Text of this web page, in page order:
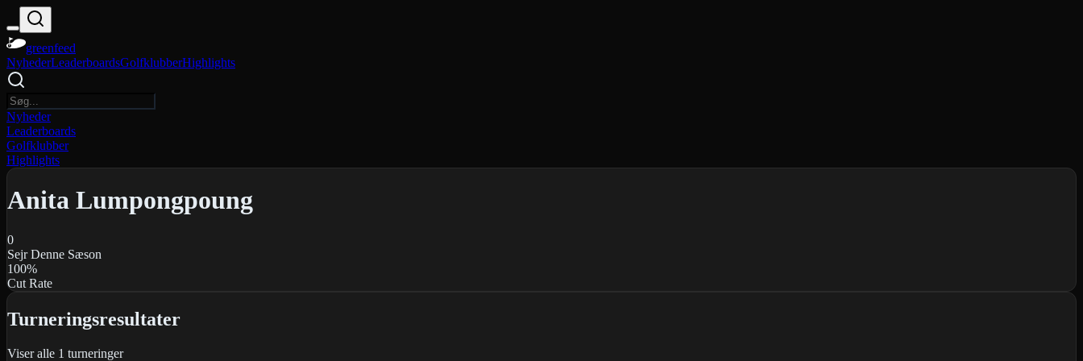
greenfeed
NyhederLeaderboardsGolfklubberHighlights
Nyheder
Leaderboards
Golfklubber
Highlights
Anita Lumpongpoung
0
Sejr Denne Sæson
100%
Cut Rate
Turneringsresultater
Viser alle 1 turneringer